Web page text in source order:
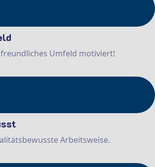
Umfeld motiviert!
Arbeitsweise.